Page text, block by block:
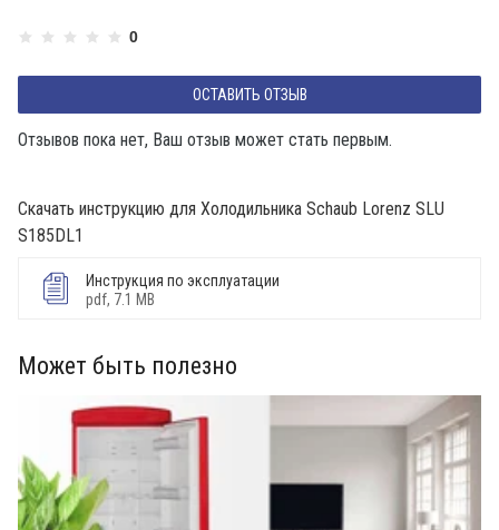
ОСТАВИТЬ ОТЗЫВ
0
Отзывов пока нет, Ваш отзыв может стать первым.
Скачать инструкцию для Холодильника Schaub Lorenz SLU
S185DL1
Инструкция по эксплуатации
pdf, 7.1 MB
Может быть полезно